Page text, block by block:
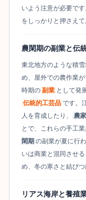
いよう注意が必要で
をしっかりと押さえて
農閑期の副業と伝
東北地方のような積
め、屋外での農作業
時期の 副業 として発
伝統的工芸品 です。
人を育成したり、
農家
とで、これらの手工
閑期 の副業が夏に行
いは商業と混同させ
め、冬の寒さと結び
リアス海岸と養殖